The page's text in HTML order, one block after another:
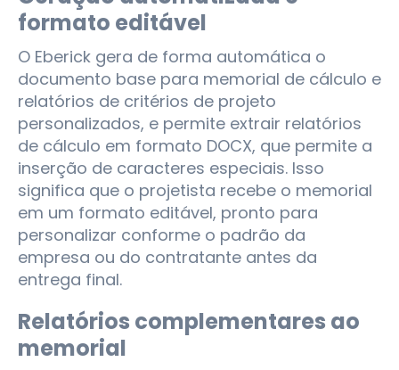
formato editável
O Eberick gera de forma automática o
documento base para memorial de cálculo e
relatórios de critérios de projeto
personalizados, e permite extrair relatórios
de cálculo em formato DOCX, que permite a
inserção de caracteres especiais. Isso
significa que o projetista recebe o memorial
em um formato editável, pronto para
personalizar conforme o padrão da
empresa ou do contratante antes da
entrega final.
Relatórios complementares ao
memorial